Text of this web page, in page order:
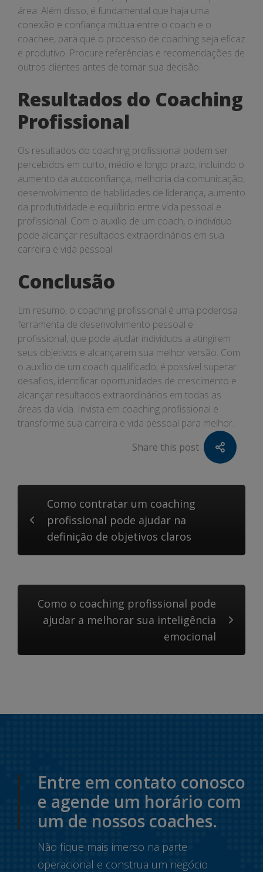
área. Além disso, é fundamental que haja uma
conexão e confiança mútua entre o coach e o
coachee, para que o processo de coaching seja eficaz
e produtivo. Procure referências e recomendações de
outros clientes antes de tomar sua decisão.
Resultados do Coaching
Profissional
Os resultados do coaching profissional podem ser
percebidos em curto, médio e longo prazo, incluindo o
aumento da autoconfiança, melhoria da comunicação,
desenvolvimento de habilidades de liderança, aumento
da produtividade e equilíbrio entre vida pessoal e
profissional. Com o auxílio de um coach, o indivíduo
pode alcançar resultados extraordinários em sua
carreira e vida pessoal.
Conclusão
Em resumo, o coaching profissional é uma poderosa
ferramenta de desenvolvimento pessoal e
profissional, que pode ajudar indivíduos a atingirem
seus objetivos e alcançarem sua melhor versão. Com
o auxílio de um coach qualificado, é possível superar
desafios, identificar oportunidades de crescimento e
alcançar resultados extraordinários em todas as
áreas da vida. Invista em coaching profissional e
transforme sua carreira e vida pessoal para melhor.
Share this post
Como contratar um coaching
profissional pode ajudar na
definição de objetivos claros
Como o coaching profissional pode
ajudar a melhorar sua inteligência
emocional
Entre em contato conosco
e agende um horário com
um de nossos coaches.
Não fique mais imerso na parte
operacional e construa um negócio